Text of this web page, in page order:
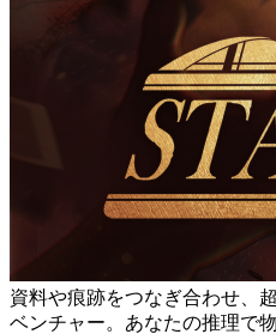
資料や痕跡をつなぎ合わせ、
ベンチャー。あなたの推理で